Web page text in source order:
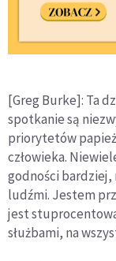
[Greg Burke]: Ta
spotkanie są
priorytetów
człowieka.
godności bardziej,
ludźmi. Jestem
jest
służbami, na